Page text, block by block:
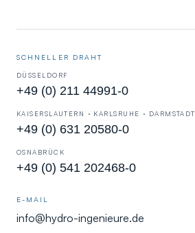
SCHNELLER DRAHT
DÜSSELDORF
+49 (0) 211 44991-0
KAISERSLAUTERN · KARLSRUHE · DARMSTADT
+49 (0) 631 20580-0
OSNABRÜCK
+49 (0) 541 202468-0
E-MAIL
info@hydro-ingenieure.de